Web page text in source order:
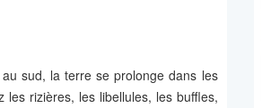
sud, la terre se prolonge dans les
rizières, les libellules, les buffles,